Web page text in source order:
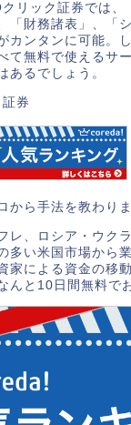
リック証券では、
「財務諸表」、「
カンタンに可能。
て無料で使えるサ
あるでしょう。
券
から手法を教わり
レ、ロシア・ウク
多い米国市場から
家による資金の移
んと10日間無料で